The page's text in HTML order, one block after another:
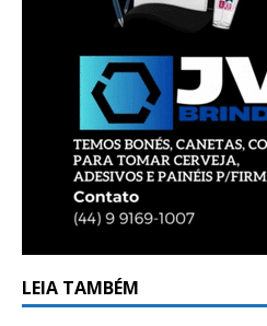
LEIA TAMBÉM